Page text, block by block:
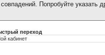
совпадений. Попробуйте указать
переход